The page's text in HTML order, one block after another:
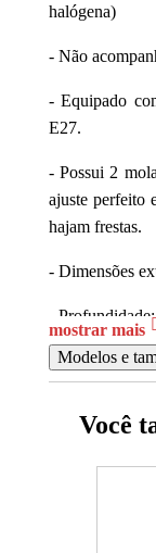
halógena)
- Não
- Equipado
E27.
- Possui 2
ajuste perfeito
hajam frestas.
- Dimensões
-
- Diâmetro
mostrar mais
Modelos e
Você